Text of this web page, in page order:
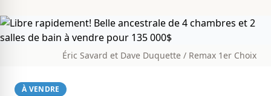
Éric Savard et Dave Duquette / Remax 1er Choix
À VENDRE